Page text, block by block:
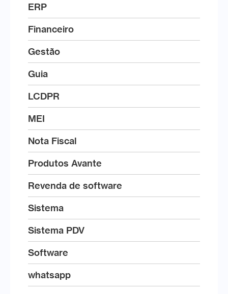
ERP
Financeiro
Gestão
Guia
LCDPR
MEI
Nota Fiscal
Produtos Avante
Revenda de software
Sistema
Sistema PDV
Software
whatsapp